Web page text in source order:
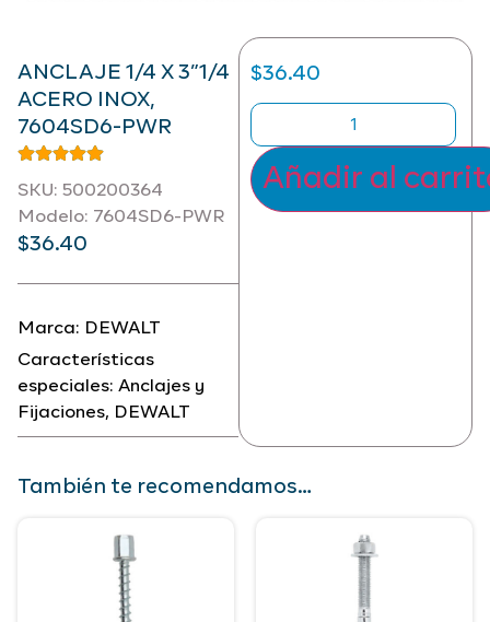
ANCLAJE 1/4 X 3”1/4
ACERO INOX,
7604SD6-PWR
SKU: 500200364
Modelo: 7604SD6-PWR
$36.40
Marca: DEWALT
Características
especiales: Anclajes y
Fijaciones, DEWALT
$36.40
Añadir al
También te recomendamos…